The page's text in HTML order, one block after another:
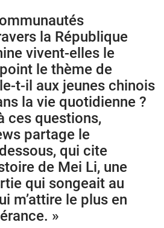
la République
vivent-elles le
le thème de
t-il aux jeunes chinois
la vie quotidienne ?
ces questions,
partage le
qui cite
de Mei Li, une
qui songeait au
m’attire le plus en
»